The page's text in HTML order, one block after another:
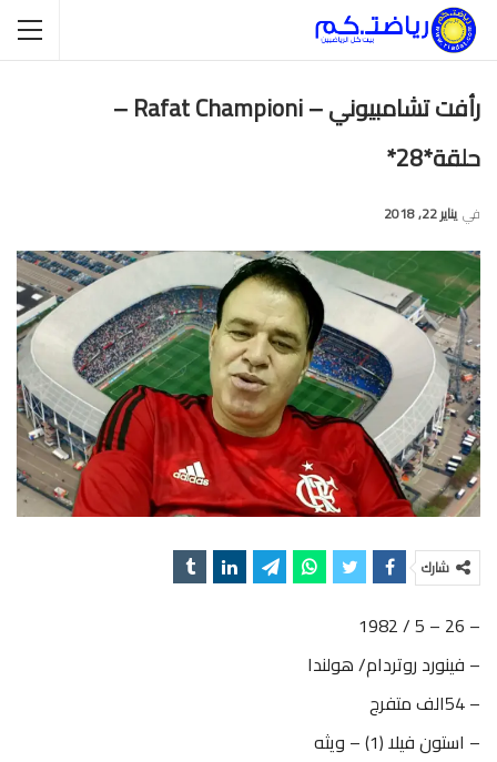
رأفت تشامبيوني – Rafat Championi –
حلقة*28*
في يناير 22, 2018
شارك
– 26 – 5 / 1982
– فينورد روتردام/ هولندا
– 54الف متفرج
– استون فيلا (1) – ويثه